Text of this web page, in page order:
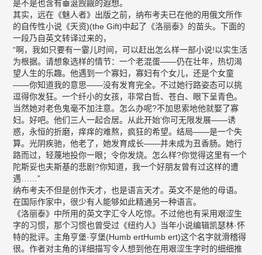
是不是也含有垂涎觊觎的遐想。
其实，远在《魅人者》出版之前，纳布考夫已在他的用俄文所作
的自传性小说《天资)(the Gift)中起了《洛丽泰》的苗头。下面的
一段乃自英文转译过来的，
“啊，我如只要有一霎儿时间，可以赶出怎么样一部小说!以实生活
为根据。请想象选样的情节：一个老混蛋——仍在壮年，热切渴
望人生的乐趣。他遇到一个寡妇，寡妇有个女儿，还是个女童
——你知道我的意思——没有发育完全。不过她行路姿态可以挑
逗得你发狂。一个纤小的女孩，非常白哲、苍白、眼下呈青色。
当然她对老色鬼毫不加注意。怎么办呢?不加思索地他就娶了寡
妇。好吧。他们三人一起合居。从此开始’你可无限发展——诱
惑，永恒的折磨，痒痒的难熬，疯狂的希望。结局——是一个失
算。光阴疾驰，他老了，她发育成长——并未成为丑香肠。她行
路而过，轻蔑地投你一眼；令你发烧。怎么样?你觉得这里有一个
陀斯妥也夫斯基的悲剧?你知道，我一个好朋友曾有过这样的遭
遇……”
纳布考夫不但是创作天才，也是语言天才。英文不是他的母语。
在国际作家中，很少有人能够如此精通另一种语言。
《洛丽泰》中所用的英文字汇令人吃惊。不过他也有采用艰涩生
字的习惯，那个习惯也曾受过《纽约人》当年小说编辑凯瑟林·怀
特的批评。主角亨堡·亨堡(Humb ertHumb ert)这个名字就滑稽得
很。作者对主角的详细描写令人想到他在用艰涩生字时的细细推